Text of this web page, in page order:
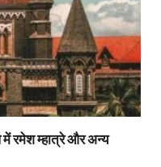
में रमेश म्हात्रे और अन्य